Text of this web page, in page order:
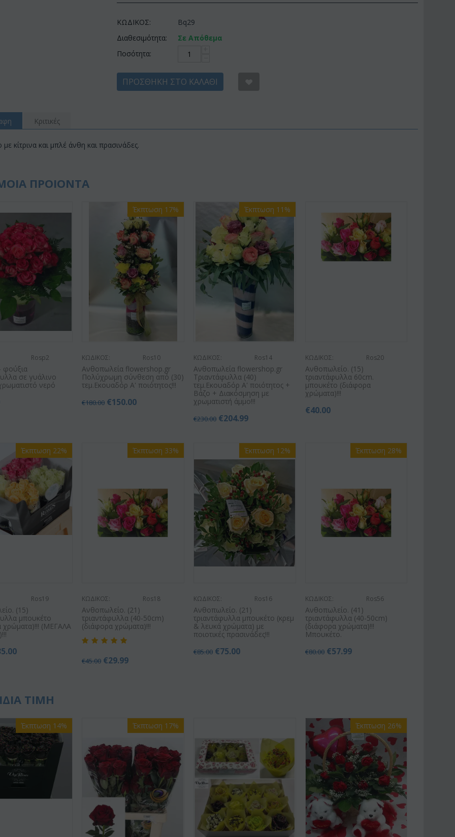
ΚΩΔΙΚΟΣ:
Bq29
Διαθεσιμότητα:
Σε Απόθεμα
Ποσότητα:
ΠΡΟΣΘΉΚΗ ΣΤΟ ΚΑΛΆΘΙ
Κριτικές
κίτρινα και μπλέ άνθη και πρασινάδες.
ΠΡΟΙΟΝΤΑ
Rosp2
φούξια
σε γυάλινο
νερό
Έκπτωση 17%
ΚΩΔΙΚΟΣ: Ros10
Ανθοπωλεία flowershop.gr
Πολύχρωμη σύνθεση από (30)
τεμ.Εκουαδόρ Α' ποιότητος!!!
€180.00 €150.00
Έκπτωση 11%
ΚΩΔΙΚΟΣ: Ros14
Ανθοπωλεία flowershop.gr
Τριαντάφυλλα (40)
τεμ.Εκουαδόρ Α' ποιότητος +
Βάζο + Διακόσμηση με
χρωματιστή άμμο!!!
€230.00 €204.99
ΚΩΔΙΚΟΣ: Ros20
Ανθοπωλείο. (15)
τριαντάφυλλα 60cm.
μπουκέτο (διάφορα
χρώματα)!!!
€40.00
Έκπτωση 22%
Ros19
(15)
μπουκέτο
χρώματα)!!! (ΜΕΓΑΛΑ
Έκπτωση 33%
ΚΩΔΙΚΟΣ: Ros18
Ανθοπωλείο. (21)
τριαντάφυλλα (40-50cm)
(διάφορα χρώματα)!!!
€45.00 €29.99
Έκπτωση 12%
ΚΩΔΙΚΟΣ: Ros16
Ανθοπωλείο. (21)
τριαντάφυλλα μπουκέτο (κρεμ
& λευκά χρώματα) με
ποιοτικές πρασινάδες!!!
€85.00 €75.00
Έκπτωση 28%
ΚΩΔΙΚΟΣ: Ros56
Ανθοπωλείο. (41)
τριαντάφυλλα (40-50cm)
(διάφορα χρώματα)!!!
Μπουκέτο.
€80.00 €57.99
ΤΙΜΗ
Έκπτωση 14% Έκπτωση 17% Έκπτωση 26%